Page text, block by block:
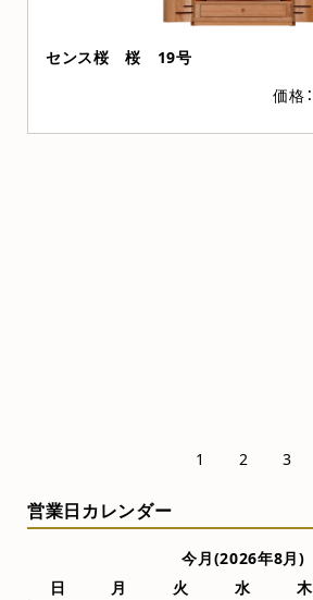
センス桜 桜 19号
価格：
1 2 3
営業日カレンダー
今月(2026年8月)
日
月 火 水 木